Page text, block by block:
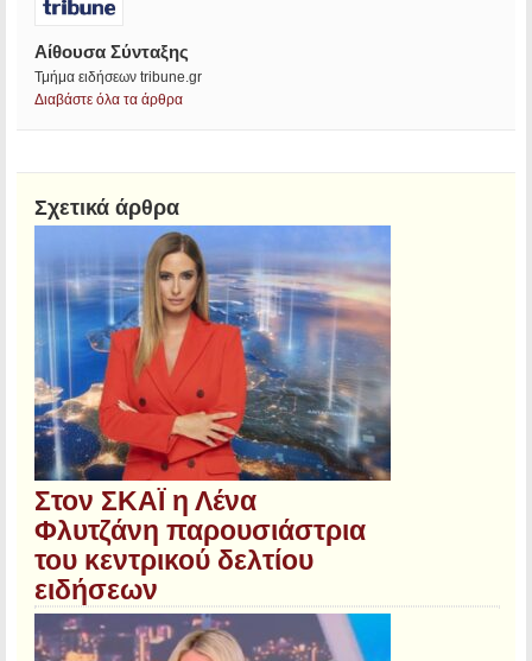
Αίθουσα Σύνταξης
Τμήμα ειδήσεων tribune.gr
Διαβάστε όλα τα άρθρα
Σχετικά άρθρα
Στον ΣΚΑΪ η Λένα
Φλυτζάνη παρουσιάστρια
του κεντρικού δελτίου
ειδήσεων